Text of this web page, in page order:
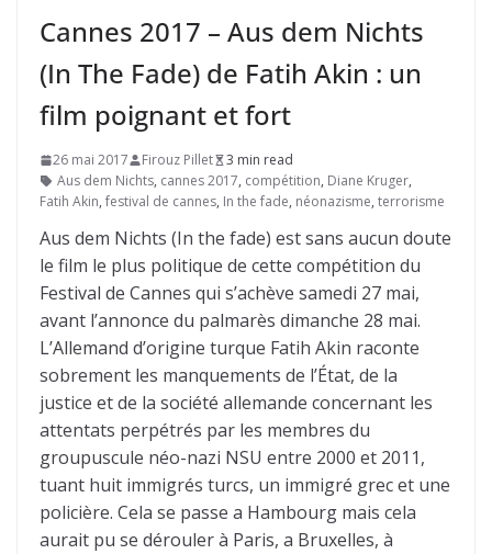
Cannes 2017 – Aus dem Nichts
(In The Fade) de Fatih Akin : un
film poignant et fort
26 mai 2017 Firouz Pillet
3 min read
Aus dem Nichts, cannes 2017, compétition, Diane Kruger,
Fatih Akin, festival de cannes, In the fade, néonazisme, terrorisme
Aus dem Nichts (In the fade) est sans aucun doute
le film le plus politique de cette compétition du
Festival de Cannes qui s’achève samedi 27 mai,
avant l’annonce du palmarès dimanche 28 mai.
L’Allemand d’origine turque Fatih Akin raconte
sobrement les manquements de l’État, de la
justice et de la société allemande concernant les
attentats perpétrés par les membres du
groupuscule néo-nazi NSU entre 2000 et 2011,
tuant huit immigrés turcs, un immigré grec et une
policière. Cela se passe a Hambourg mais cela
aurait pu se dérouler à Paris, a Bruxelles, à